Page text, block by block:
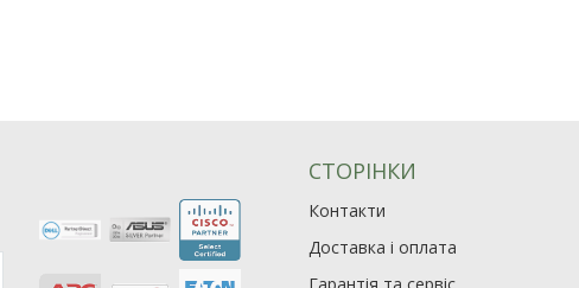
СТОРІНКИ
Контакти
Доставка і оплата